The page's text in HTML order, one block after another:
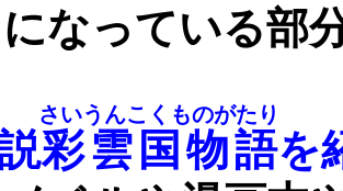
なっている部
彩雲国物語
さいうんこくものがたり
を